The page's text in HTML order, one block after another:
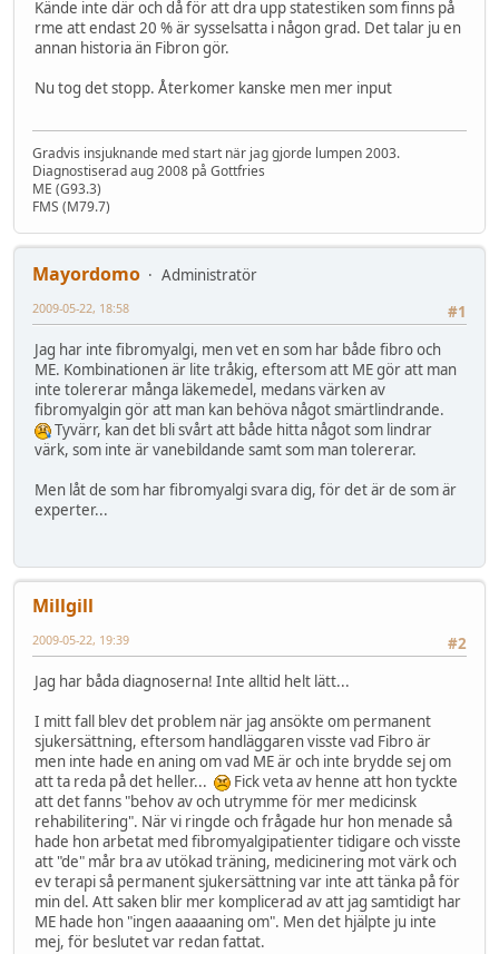
Kände inte där och då för att dra upp statestiken som finns på
rme att endast 20 % är sysselsatta i någon grad. Det talar ju en
annan historia än Fibron gör.
Nu tog det stopp. Återkomer kanske men mer input
Gradvis insjuknande med start när jag gjorde lumpen 2003.
Diagnostiserad aug 2008 på Gottfries
ME (G93.3)
FMS (M79.7)
Mayordomo
Administratör
#1
2009-05-22, 18:58
Jag har inte fibromyalgi, men vet en som har både fibro och
ME. Kombinationen är lite tråkig, eftersom att ME gör att man
inte tolererar många läkemedel, medans värken av
fibromyalgin gör att man kan behöva något smärtlindrande.
Tyvärr, kan det bli svårt att både hitta något som lindrar
värk, som inte är vanebildande samt som man tolererar.
Men låt de som har fibromyalgi svara dig, för det är de som är
experter...
Millgill
#2
2009-05-22, 19:39
Jag har båda diagnoserna! Inte alltid helt lätt...
I mitt fall blev det problem när jag ansökte om permanent
sjukersättning, eftersom handläggaren visste vad Fibro är
men inte hade en aning om vad ME är och inte brydde sej om
att ta reda på det heller...
Fick veta av henne att hon tyckte
att det fanns "behov av och utrymme för mer medicinsk
rehabilitering". När vi ringde och frågade hur hon menade så
hade hon arbetat med fibromyalgipatienter tidigare och visste
att "de" mår bra av utökad träning, medicinering mot värk och
ev terapi så permanent sjukersättning var inte att tänka på för
min del. Att saken blir mer komplicerad av att jag samtidigt har
ME hade hon "ingen aaaaaning om". Men det hjälpte ju inte
mej, för beslutet var redan fattat.